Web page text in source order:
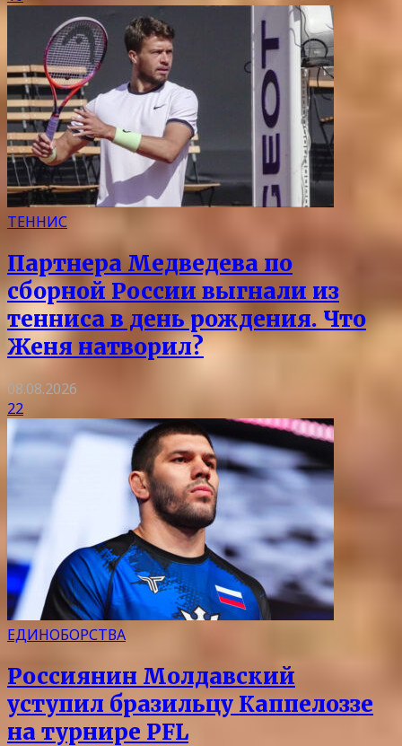
ТЕННИС
Партнера Медведева по
сборной России выгнали из
тенниса в день рождения. Что
Женя натворил?
08.08.2026
22
ЕДИНОБОРСТВА
Россиянин Молдавский
уступил бразильцу Каппелоззе
на турнире PFL